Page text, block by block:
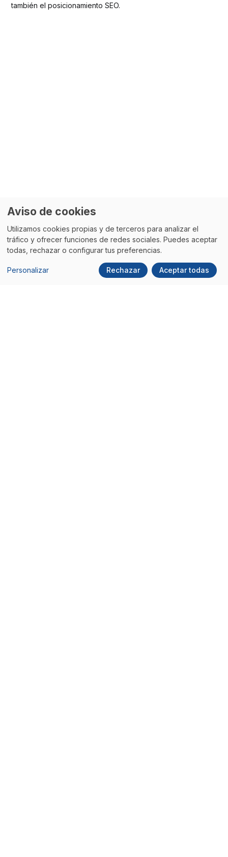
también el posicionamiento SEO.
Aviso de cookies
Utilizamos cookies propias y de terceros para analizar el
tráfico y ofrecer funciones de redes sociales. Puedes aceptar
todas, rechazar o configurar tus preferencias.
Personalizar Rechazar Aceptar todas